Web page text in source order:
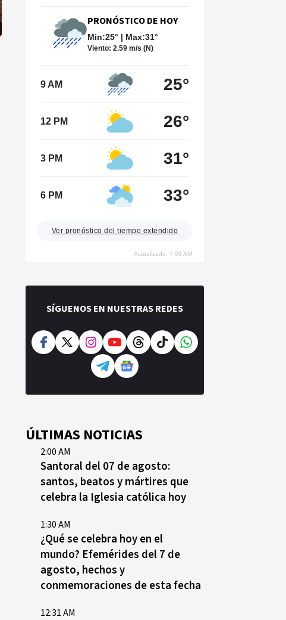
PRONÓSTICO DE HOY
Min:25° | Max:31°
Viento: 2.59 m/s (N)
9 AM 25°
12 PM 26°
3 PM 31°
6 PM 33°
Ver pronóstico del tiempo extendido
Actualizado: 7:08 AM
SÍGUENOS EN NUESTRAS REDES
ÚLTIMAS NOTICIAS
2:00 AM
Santoral del 07 de agosto:
santos, beatos y mártires que
celebra la Iglesia católica hoy
1:30 AM
¿Qué se celebra hoy en el
mundo? Efemérides del 7 de
agosto, hechos y
conmemoraciones de esta fecha
12:31 AM